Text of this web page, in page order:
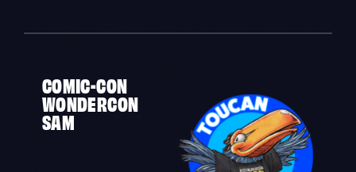
COMIC-CON
WONDERCON
SAM